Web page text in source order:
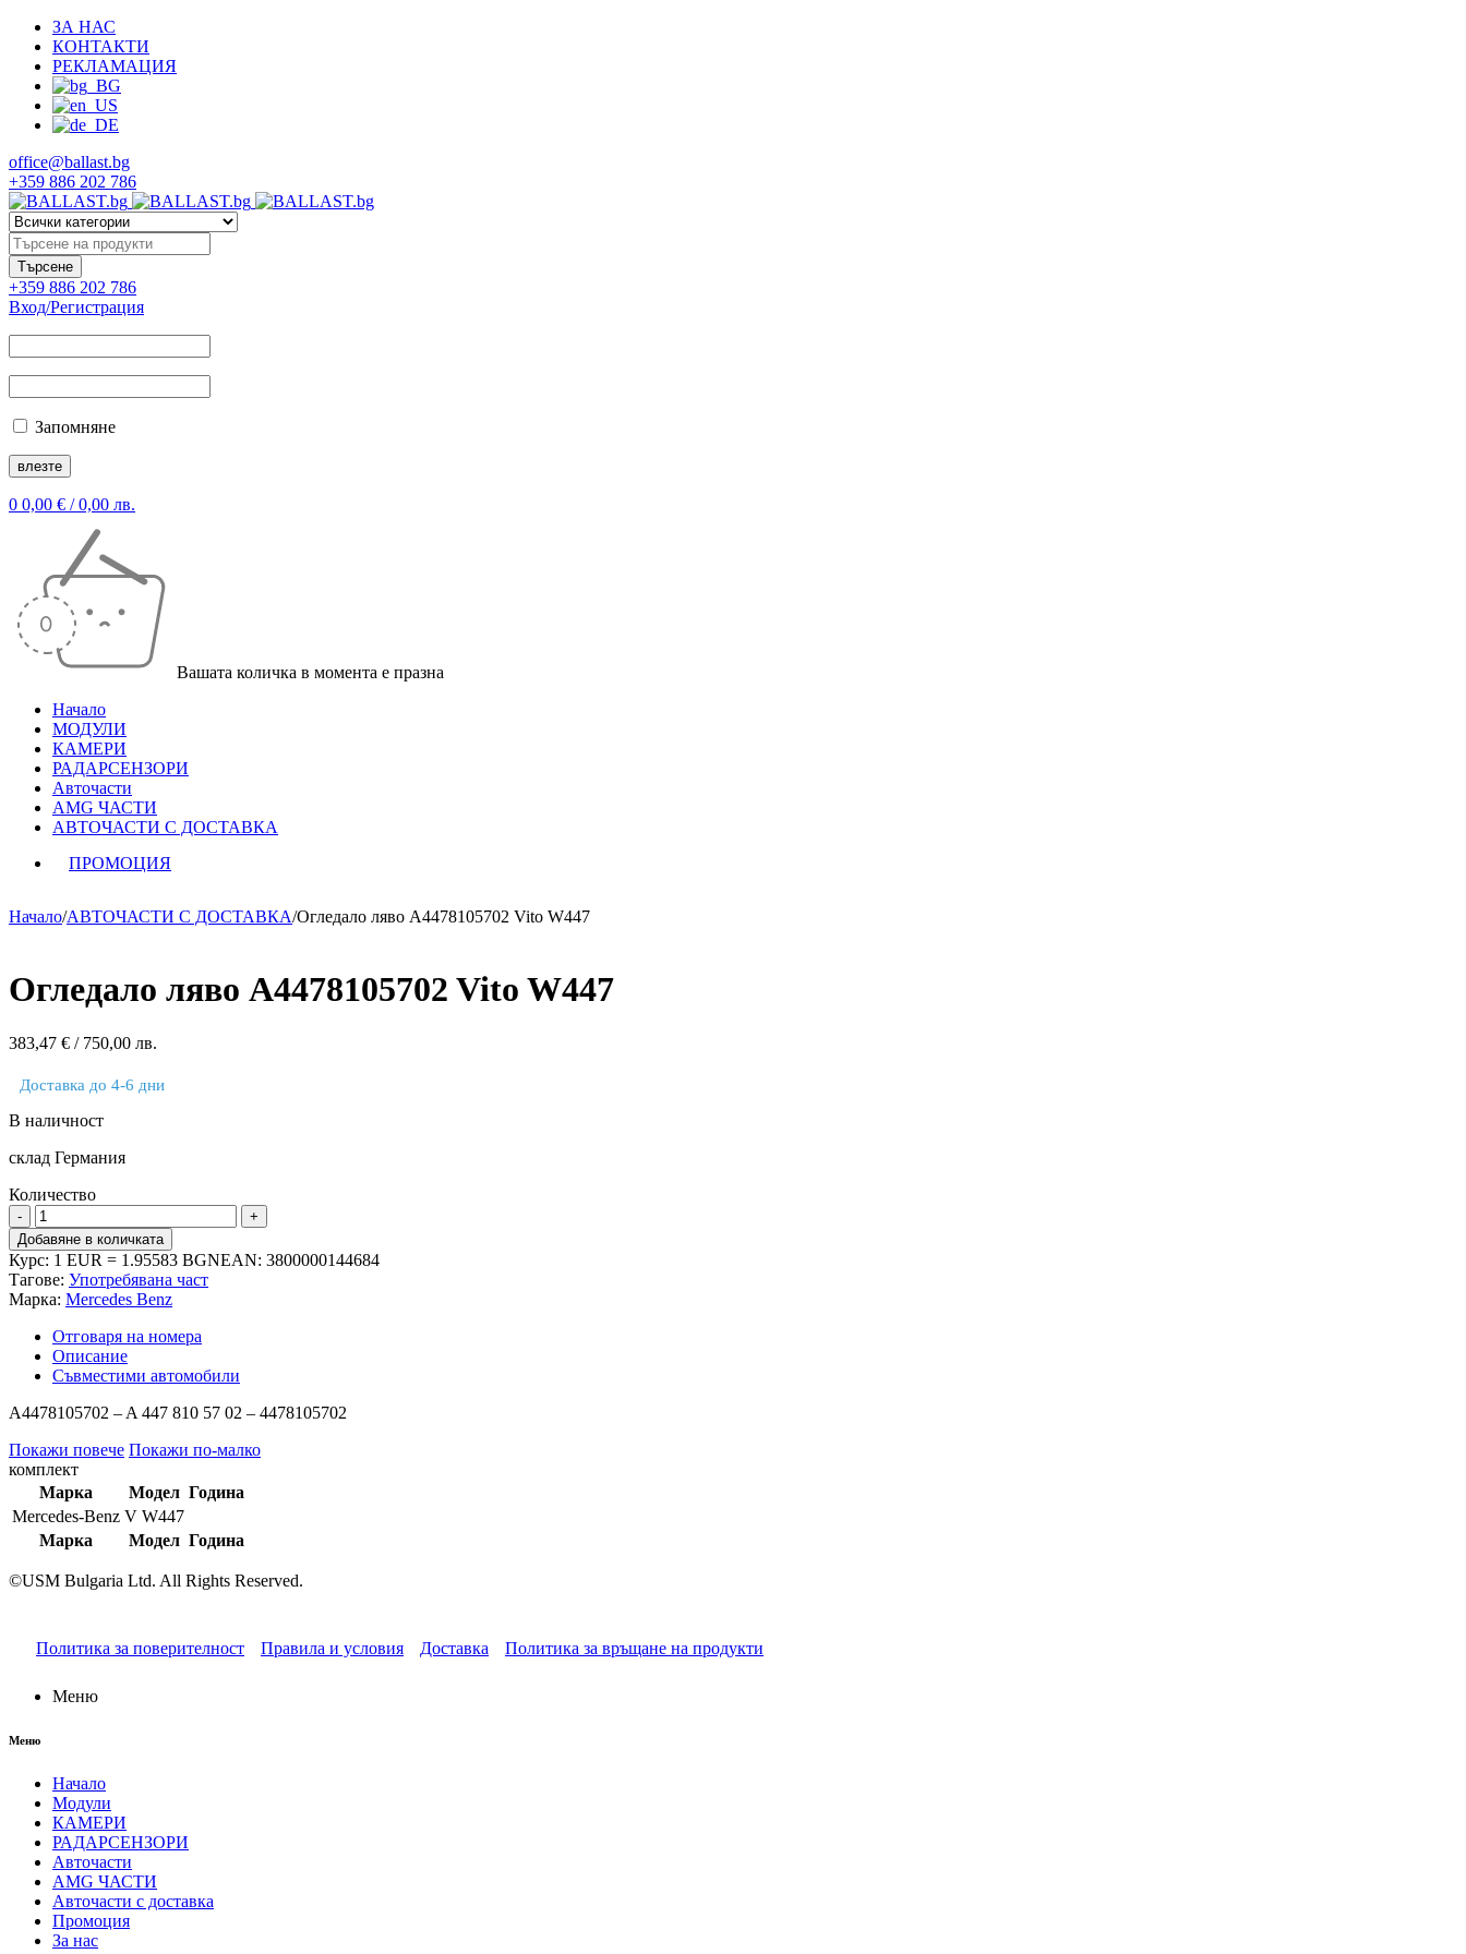
ЗА НАС
КОНТАКТИ
РЕКЛАМАЦИЯ
office@ballast.bg
+359 886 202 786
+359 886 202 786
Вход/Регистрация
Запомняне
0 0,00 € / 0,00 лв.
Вашата количка в момента е празна
Начало
МОДУЛИ
КАМЕРИ
РАДАРСЕНЗОРИ
Авточасти
AMG ЧАСТИ
АВТОЧАСТИ С ДОСТАВКА
ПРОМОЦИЯ
Начало/АВТОЧАСТИ С ДОСТАВКА/Огледало ляво A4478105702 Vito W447
Огледало ляво A4478105702 Vito W447
383,47 € / 750,00 лв.
Доставка до 4-6 дни
В наличност
склад Германия
Количество
количество
за
Огледало
ляво
A4478105702
Vito
W447
Добавяне в количката
Курс: 1 EUR = 1.95583 BGNEAN: 3800000144684
Тагове: Употребявана част
Марка: Mercedes Benz
Отговаря на номера
Описание
Съвместими автомобили
A4478105702 – A 447 810 57 02 – 4478105702
Покажи повече Покажи по-малко
комплект
Марка
Модел Година
Марка Модел Година
Mercedes-Benz V W447
©USM Bulgaria Ltd. All Rights Reserved.
Политика за поверителност Правила и условия Доставка Политика за връщане на продукти
Меню
Меню
Начало
Модули
КАМЕРИ
РАДАРСЕНЗОРИ
Авточасти
AMG ЧАСТИ
Авточасти с доставка
Промоция
За нас